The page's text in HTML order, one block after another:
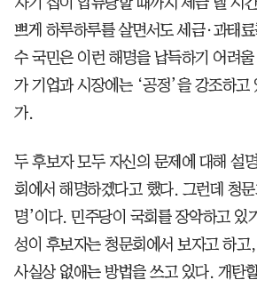
쁘게 하루하루를 살면서도 세금·과태
수 국민은 이런 해명을 납득하기 어려
가 기업과 시장에는 ‘공정’을 강조하고
가.
두 후보자 모두 자신의 문제에 대해 설
회에서 해명하겠다고 했다. 그런데 청
명’이다. 민주당이 국회를 장악하고 있
성이 후보자는 청문회에서 보자고 하
사실상 없애는 방법을 쓰고 있다. 개탄